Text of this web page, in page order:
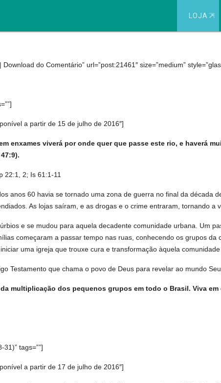
LOJA ⇱
do Comentário” url=”post:21461″ size=”medium”
a partir de 15 de julho de 2016″]
enxames viverá por onde quer que passe este rio, e haverá
22:1, 2; Is 61:1-11
anos 60 havia se tornado uma zona de guerra no final da década
As lojas saíram, e as drogas e o crime entraram, tornando a
e se mudou para aquela decadente comunidade urbana. Um
começaram a passar tempo nas ruas, conhecendo os grupos
uma igreja que trouxe cura e transformação àquela comunidade
Testamento que chama o povo de Deus para revelar ao mundo
multiplicação dos pequenos grupos em todo o Brasil. Viva
tags=””]
a partir de 17 de julho de 2016″]